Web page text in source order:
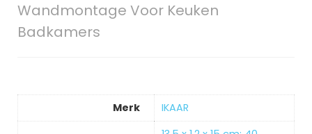
Wandmontage Voor Keuken
Badkamers
Merk ‎IKAAR